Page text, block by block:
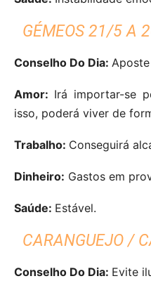
GÉMEOS 21/5 A
Conselho Do Dia:
Amor: Irá importar-se
isso, poderá viver de
Trabalho: Conseguirá
Dinheiro: Gastos em
Saúde: Estável.
CARANGUEJO /
Conselho Do Dia: Evite